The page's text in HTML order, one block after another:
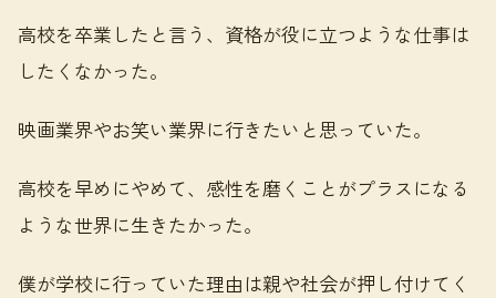
高校を卒業したと言う、資格が役に立つような仕事は
したくなかった。
映画業界やお笑い業界に行きたいと思っていた。
高校を早めにやめて、感性を磨くことがプラスになる
ような世界に生きたかった。
僕が学校に行っていた理由は親や社会が押し付けてく